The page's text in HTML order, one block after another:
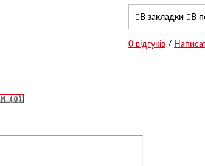
В закладки В
0 відгуків /
(0)